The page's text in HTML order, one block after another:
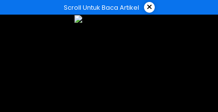
ke
Scroll Untuk Baca Artikel ×